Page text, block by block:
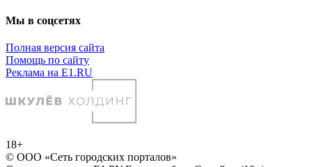
Мы в соцсетях
Полная версия сайта
Помощь по сайту
Реклама на E1.RU
18+
© ООО «Сеть городских порталов»